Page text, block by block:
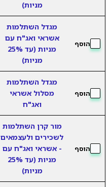
מניות)
הוסף
מגדל השתלמות
אשראי ואג"ח עם
מניות (עד 25%
מניות)
הוסף
מגדל השתלמות
מסלול אשראי
ואג"ח
הוסף
מור קרן השתלמות
לשכירים ולעצמאים
- אשראי ואג"ח עם
מניות (עד 25%
מניות)